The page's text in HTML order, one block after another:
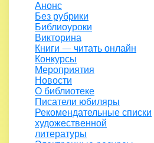
Анонс
Без рубрики
Библиоуроки
Викторина
Книги — читать онлайн
Конкурсы
Мероприятия
Новости
О библиотеке
Писатели юбиляры
Рекомендательные списки
художественной
литературы